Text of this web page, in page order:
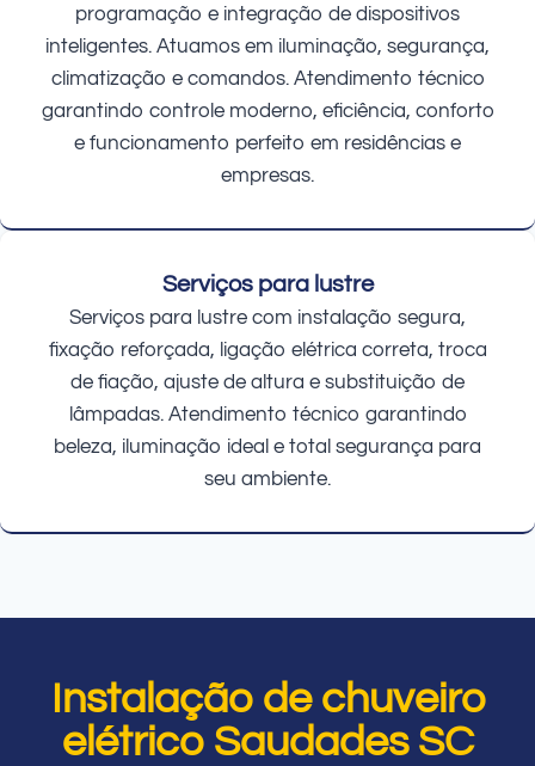
programação e integração de dispositivos
inteligentes. Atuamos em iluminação, segurança,
climatização e comandos. Atendimento técnico
garantindo controle moderno, eficiência, conforto
e funcionamento perfeito em residências e
empresas.
Serviços para lustre
Serviços para lustre com instalação segura,
fixação reforçada, ligação elétrica correta, troca
de fiação, ajuste de altura e substituição de
lâmpadas. Atendimento técnico garantindo
beleza, iluminação ideal e total segurança para
seu ambiente.
Instalação de chuveiro
elétrico Saudades SC